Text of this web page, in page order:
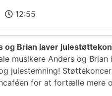
12:55
og Brian laver
musikere Anders og
julestemning!
for at fortælle mere